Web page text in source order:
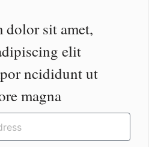
dolor sit amet,
elit
ncididunt ut
magna